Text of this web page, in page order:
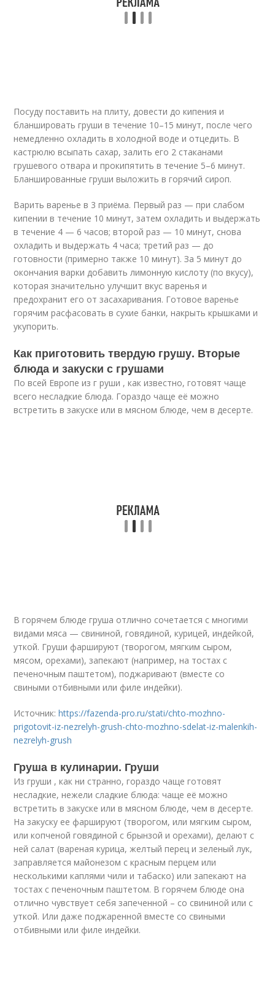
Посуду поставить на плиту, довести до кипения и
бланшировать груши в течение 10–15 минут, после чего
немедленно охладить в холодной воде и отцедить. В
кастрюлю всыпать сахар, залить его 2 стаканами
грушевого отвара и прокипятить в течение 5–6 минут.
Бланшированные груши выложить в горячий сироп.
Варить варенье в 3 приёма. Первый раз — при слабом
кипении в течение 10 минут, затем охладить и выдержать
в течение 4 — 6 часов; второй раз — 10 минут, снова
охладить и выдержать 4 часа; третий раз — до
готовности (примерно также 10 минут). За 5 минут до
окончания варки добавить лимонную кислоту (по вкусу),
которая значительно улучшит вкус варенья и
предохранит его от засахаривания. Готовое варенье
горячим расфасовать в сухие банки, накрыть крышками и
укупорить.
Как приготовить твердую грушу. Вторые
блюда и закуски с грушами
По всей Европе из г руши , как известно, готовят чаще
всего несладкие блюда. Гораздо чаще её можно
встретить в закуске или в мясном блюде, чем в десерте.
В горячем блюде груша отлично сочетается с многими
видами мяса — свининой, говядиной, курицей, индейкой,
уткой. Груши фаршируют (творогом, мягким сыром,
мясом, орехами), запекают (например, на тостах с
печеночным паштетом), поджаривают (вместе со
свиными отбивными или филе индейки).
Источник:https://fazenda-pro.ru/stati/chto-mozhno-
prigotovit-iz-nezrelyh-grush-chto-mozhno-sdelat-iz-malenkih-
nezrelyh-grush
Груша в кулинарии. Груши
Из груши , как ни странно, гораздо чаще готовят
несладкие, нежели сладкие блюда: чаще её можно
встретить в закуске или в мясном блюде, чем в десерте.
На закуску ее фаршируют (творогом, или мягким сыром,
или копченой говядиной с брынзой и орехами), делают с
ней салат (вареная курица, желтый перец и зеленый лук,
заправляется майонезом с красным перцем или
несколькими каплями чили и табаско) или запекают на
тостах с печеночным паштетом. В горячем блюде она
отлично чувствует себя запеченной – со свининой или с
уткой. Или даже поджаренной вместе со свиными
отбивными или филе индейки.